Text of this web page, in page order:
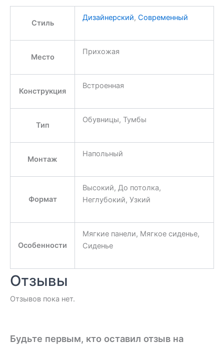
Стиль
Дизайнерский, Современный
Место
Прихожая
Конструкция
Встроенная
Тип
Обувницы, Тумбы
Монтаж
Напольный
Формат
Высокий, До потолка,
Неглубокий, Узкий
Особенности
Мягкие панели, Мягкое сиденье,
Сиденье
Отзывы
Отзывов пока нет.
Будьте первым, кто оставил отзыв на